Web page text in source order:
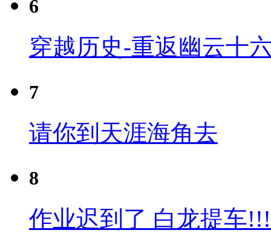
6
穿越历史-重返幽云十
7
请你到天涯海角去
8
作业迟到了 白龙提车